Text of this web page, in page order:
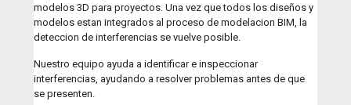
modelos 3D para proyectos. Una vez que todos los diseños y
modelos estan integrados al proceso de modelacion BIM, la
deteccion de interferencias se vuelve posible.
Nuestro equipo ayuda a identificar e inspeccionar
interferencias, ayudando a resolver problemas antes de que
se presenten.